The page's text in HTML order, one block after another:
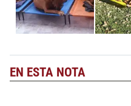
EN ESTA NOTA